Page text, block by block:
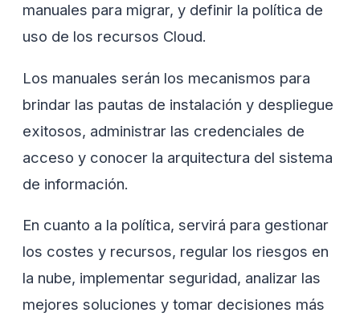
manuales para migrar, y definir la política de
uso de los recursos Cloud.
Los manuales serán los mecanismos para
brindar las pautas de instalación y despliegue
exitosos, administrar las credenciales de
acceso y conocer la arquitectura del sistema
de información.
En cuanto a la política, servirá para gestionar
los costes y recursos, regular los riesgos en
la nube, implementar seguridad, analizar las
mejores soluciones y tomar decisiones más